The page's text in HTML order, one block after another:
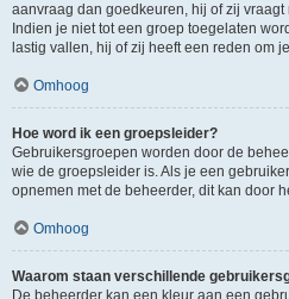
aanvraag dan goedkeuren, hij of zij
Indien je niet tot een groep toegelaten
lastig vallen, hij of zij heeft een reden om
Omhoog
Hoe word ik een groepsleider?
Gebruikersgroepen worden door de
wie de groepsleider is. Als je een
opnemen met de beheerder, dit kan door
Omhoog
Waarom staan verschillende
De beheerder kan een kleur aan een